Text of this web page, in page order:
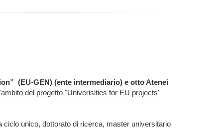
(EU-GEN) (ente intermediario) e otto Atenei
del progetto "Univerisities for EU projects'
unico, dottorato di ricerca, master universitario